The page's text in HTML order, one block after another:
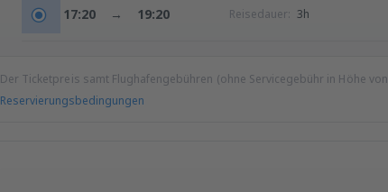
17:20 → 19:20 Reisedauer: 3h
Der Ticketpreis samt Flughafengebühren (ohne Servicegebühr in Höhe von
Reservierungsbedingungen